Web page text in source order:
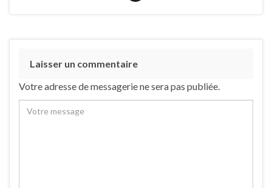
Laisser un commentaire
Votre adresse de messagerie ne sera pas publiée.